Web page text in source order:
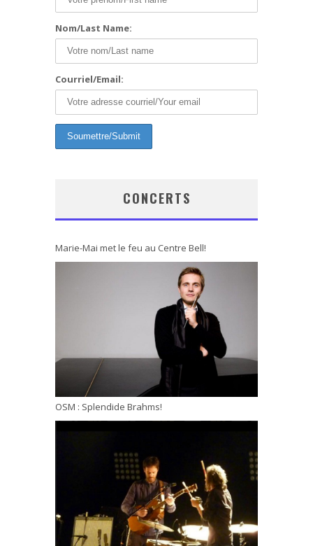
Nom/Last Name:
Courriel/Email:
CONCERTS
Marie-Mai met le feu au Centre Bell!
OSM : Splendide Brahms!